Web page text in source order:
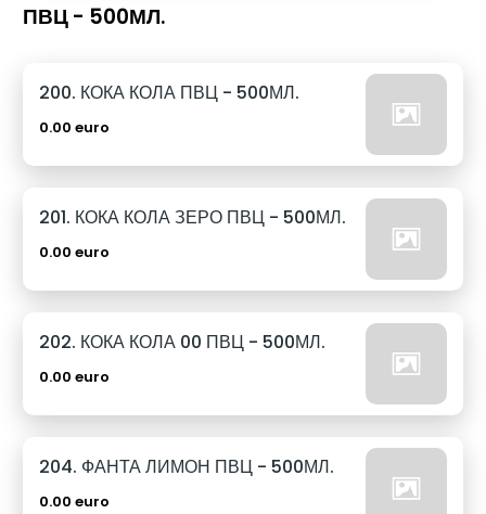
ПВЦ - 500МЛ.
200. КОКА КОЛА ПВЦ - 500МЛ.
0.00 euro
201. КОКА КОЛА ЗЕРО ПВЦ - 500МЛ.
0.00 euro
202. КОКА КОЛА 00 ПВЦ - 500МЛ.
0.00 euro
204. ФАНТА ЛИМОН ПВЦ - 500МЛ.
0.00 euro